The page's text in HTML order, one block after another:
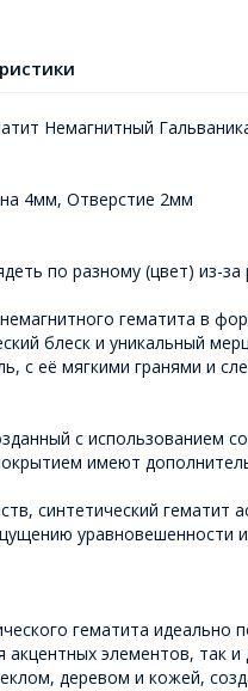
Немагнитный
4мм, Отверстие 2мм
по разному (цвет) из-
гематита в
блеск и уникальный
с её мягкими гранями и
с использованием
имеют
синтетический гематит
уравновешенности
гематита
элементов, так и
деревом и кожей,